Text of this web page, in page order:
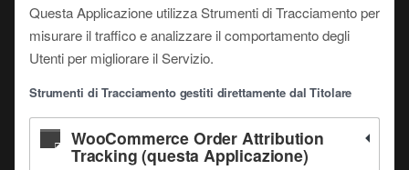
Questa Applicazione utilizza Strumenti di Tracciamento per
misurare il traffico e analizzare il comportamento degli
Utenti per migliorare il Servizio.
Strumenti di Tracciamento gestiti direttamente dal Titolare
WooCommerce Order Attribution
Tracking (questa Applicazione)